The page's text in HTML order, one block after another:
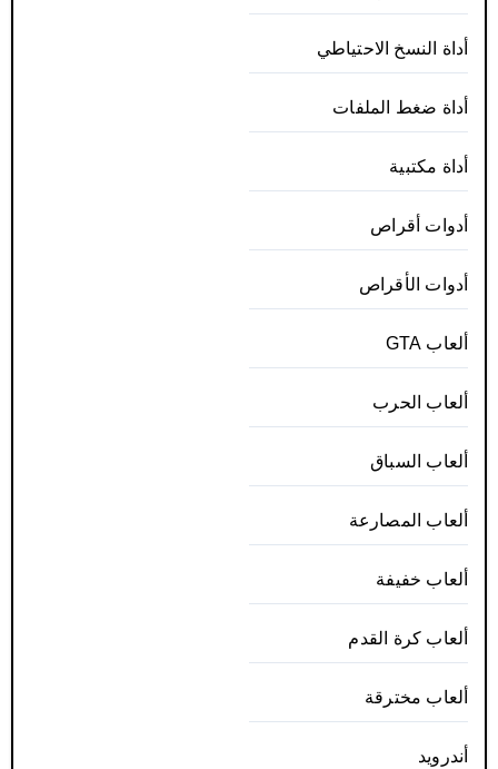
أداة النسخ الاحتياطي
أداة ضغط الملفات
أداة مكتبية
أدوات أقراص
أدوات الأقراص
ألعاب GTA
ألعاب الحرب
ألعاب السباق
ألعاب المصارعة
ألعاب خفيفة
ألعاب كرة القدم
ألعاب مخترقة
أندرويد